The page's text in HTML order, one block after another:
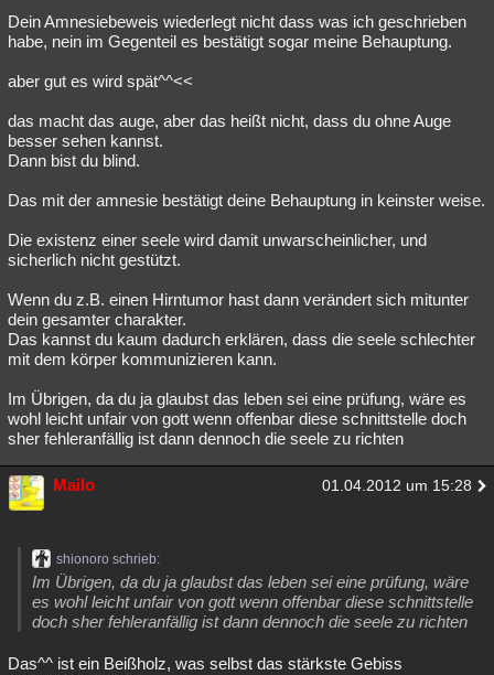
Dein Amnesiebeweis wiederlegt nicht dass was ich geschrieben
habe, nein im Gegenteil es bestätigt sogar meine Behauptung.
aber gut es wird spät^^<<
das macht das auge, aber das heißt nicht, dass du ohne Auge
besser sehen kannst.
Dann bist du blind.
Das mit der amnesie bestätigt deine Behauptung in keinster weise.
Die existenz einer seele wird damit unwarscheinlicher, und
sicherlich nicht gestützt.
Wenn du z.B. einen Hirntumor hast dann verändert sich mitunter
dein gesamter charakter.
Das kannst du kaum dadurch erklären, dass die seele schlechter
mit dem körper kommunizieren kann.
Im Übrigen, da du ja glaubst das leben sei eine prüfung, wäre es
wohl leicht unfair von gott wenn offenbar diese schnittstelle doch
sher fehleranfällig ist dann dennoch die seele zu richten
Mailo 01.04.2012 um 15:28
shionoro schrieb:
Im Übrigen, da du ja glaubst das leben sei eine prüfung, wäre
es wohl leicht unfair von gott wenn offenbar diese schnittstelle
doch sher fehleranfällig ist dann dennoch die seele zu richten
Das^^ ist ein Beißholz, was selbst das stärkste Gebiss